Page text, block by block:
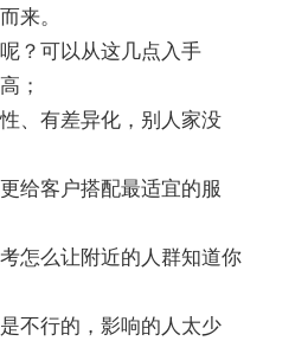
来。
？可以从这几点入手
；
、有差异化，别人家没
给客户搭配最适宜的服
怎么让附近的人群知道你
不行的，影响的人太少